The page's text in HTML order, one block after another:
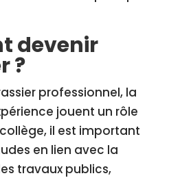
devenir
?
professionnel, la
jouent un rôle
il est important
en lien avec la
travaux publics,